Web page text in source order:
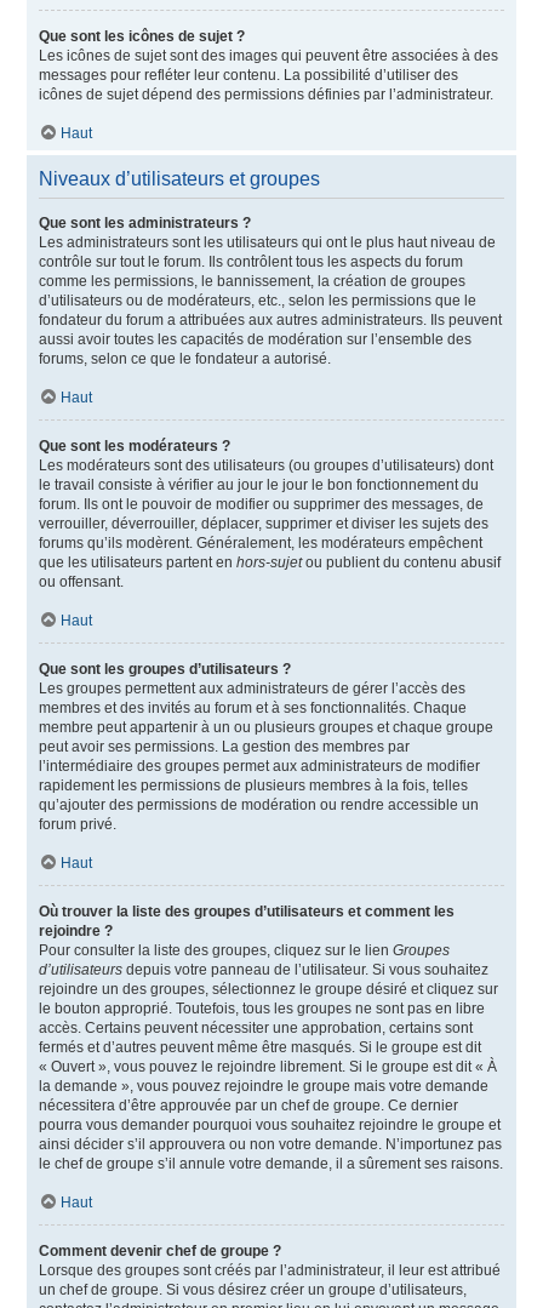
Que sont les icônes de sujet ?
Les icônes de sujet sont des images qui peuvent être associées à des
messages pour refléter leur contenu. La possibilité d’utiliser des
icônes de sujet dépend des permissions définies par l’administrateur.
Haut
Niveaux d’utilisateurs et groupes
Que sont les administrateurs ?
Les administrateurs sont les utilisateurs qui ont le plus haut niveau de
contrôle sur tout le forum. Ils contrôlent tous les aspects du forum
comme les permissions, le bannissement, la création de groupes
d’utilisateurs ou de modérateurs, etc., selon les permissions que le
fondateur du forum a attribuées aux autres administrateurs. Ils peuvent
aussi avoir toutes les capacités de modération sur l’ensemble des
forums, selon ce que le fondateur a autorisé.
Haut
Que sont les modérateurs ?
Les modérateurs sont des utilisateurs (ou groupes d’utilisateurs) dont
le travail consiste à vérifier au jour le jour le bon fonctionnement du
forum. Ils ont le pouvoir de modifier ou supprimer des messages, de
verrouiller, déverrouiller, déplacer, supprimer et diviser les sujets des
forums qu’ils modèrent. Généralement, les modérateurs empêchent
que les utilisateurs partent en hors-sujetou publient du contenu abusif
ou offensant.
Haut
Que sont les groupes d’utilisateurs ?
Les groupes permettent aux administrateurs de gérer l’accès des
membres et des invités au forum et à ses fonctionnalités. Chaque
membre peut appartenir à un ou plusieurs groupes et chaque groupe
peut avoir ses permissions. La gestion des membres par
l’intermédiaire des groupes permet aux administrateurs de modifier
rapidement les permissions de plusieurs membres à la fois, telles
qu’ajouter des permissions de modération ou rendre accessible un
forum privé.
Haut
Où trouver la liste des groupes d’utilisateurs et comment les
rejoindre ?
Pour consulter la liste des groupes, cliquez sur le lien Groupes
d’utilisateursdepuis votre panneau de l’utilisateur. Si vous souhaitez
rejoindre un des groupes, sélectionnez le groupe désiré et cliquez sur
le bouton approprié. Toutefois, tous les groupes ne sont pas en libre
accès. Certains peuvent nécessiter une approbation, certains sont
fermés et d’autres peuvent même être masqués. Si le groupe est dit
« Ouvert », vous pouvez le rejoindre librement. Si le groupe est dit « À
la demande », vous pouvez rejoindre le groupe mais votre demande
nécessitera d’être approuvée par un chef de groupe. Ce dernier
pourra vous demander pourquoi vous souhaitez rejoindre le groupe et
ainsi décider s’il approuvera ou non votre demande. N’importunez pas
le chef de groupe s’il annule votre demande, il a sûrement ses raisons.
Haut
Comment devenir chef de groupe ?
Lorsque des groupes sont créés par l’administrateur, il leur est attribué
un chef de groupe. Si vous désirez créer un groupe d’utilisateurs,